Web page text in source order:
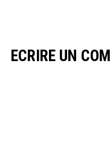
ECRIRE UN